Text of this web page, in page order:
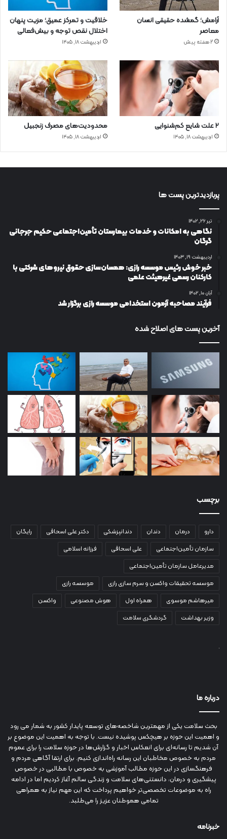
آرامش؛ گمشده حقیقی انسان
معاصر
2 هفته پیش
خلاقیت و تمرکز عمیق؛ مزیت پنهان
اختلال نقص توجه و بیش‌فعالی
اردیبهشت ۱۸, ۱۴۰۵
۲ علت شایع‌ کم‌شنوایی
اردیبهشت ۱۸, ۱۴۰۵
محدودیت‌های مصرف زنجبیل
اردیبهشت ۱۸, ۱۴۰۵
پربازدیدترین پست ها
تیر ۲۶, ۱۴۰۲
نگاهی به امکانات و خدمات بیمارستان تأمین‌اجتماعی حکیم جرجانی
گرگان
اردیبهشت ۱۹, ۱۴۰۳
خبر خوش رئیس موسسه رازی: همسان‌سازی حقوق نیروهای شرکتی با
کارکنان رسمی غیرهیئت علمی
آبان ۱۰, ۱۴۰۲
فرآیند مصاحبه آزمون استخدامی موسسه رازی برگزار شد
آخرین پست های اصلاح شده
برچسب
دارو درمان دندان دندانپزشکی دکتر علی اسحاقی
رایگان
سازمان تأمین‌اجتماعی
علی اسحاقی
فرزانه اسلامی
مدیرعامل سازمان تأمین‌اجتماعی
موسسه تحقیقات واکسن و سرم سازی رازی
موسسه رازی
میرهاشم موسوی
همراه اول هوش مصنوعی
واکسن
وزیر بهداشت
گردشگری سلامت
درباره ما
بحث سلامت یکی از مهمترین شاخصه‌های توسعه پایدار کشور به شمار می رود
و اهمیت این حوزه بر هیچکس پوشیده نیست. با توجه به اهمیت این موضوع بر
آن شدیم تا رسانه‌ای برای انعکاس اخبار و گزارش‌ها در حوزه سلامت را برای عموم
مردم به خصوص مخاطبان این رسانه راه‌اندازی کنیم. برای ارتقا آگاهی مردم و
فرهنگسازی در این حوزه مطالب آموزشی به خصوص با مطالبی در خصوص
پیشگیری و درمان، دانستنی‌های سلامت و زندگی سالم آغاز کردیم اما در ادامه
راه به موضوعات تخصصی‌تر خواهیم پرداخت که این مهم نیاز به همراهی
تمامی هموطنان عزیز را می‌طلبد.
خبرنامه